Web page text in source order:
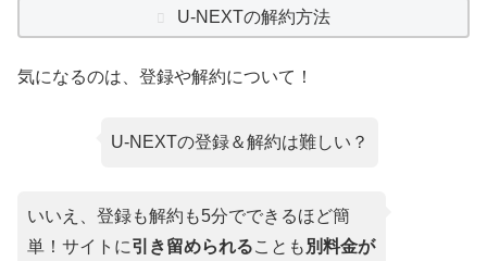
U-NEXTの解約方法
気になるのは、登録や解約について！
U-NEXTの登録＆解約は難しい？
いいえ、登録も解約も5分でできるほど簡
単！サイトに引き留められることも 別料金が